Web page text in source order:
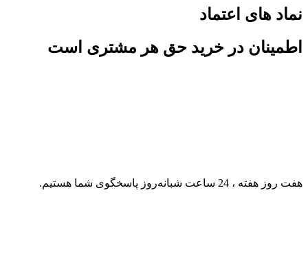
نماد های اعتماد
اطمینان در خرید حق هر مشتری است
هفت روز هفته ، 24 ساعت شبانه‌روز پاسخگوی شما هستیم.